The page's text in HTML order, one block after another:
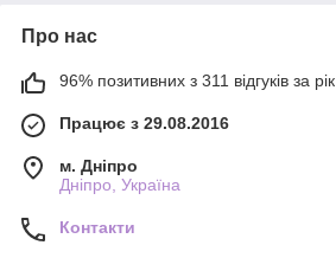
Про нас
96% позитивних з 311 відгуків за рік
Працює з 29.08.2016
м. Дніпро
Дніпро, Україна
Контакти